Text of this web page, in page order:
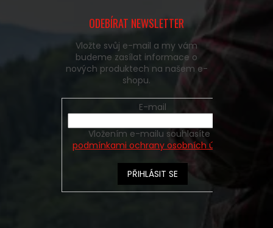
ODEBÍRAT NEWSLETTER
Vložte svůj e-mail a my vám
budeme zasílat informace o
nových produktech na našem e-
shopu.
E-mail
podmínkami ochrany osobních údajů
PŘIHLÁSIT SE